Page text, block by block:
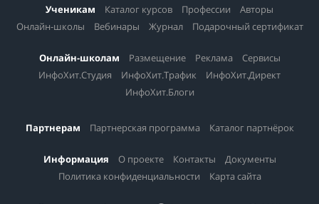
Ученикам Каталог курсов Профессии
Авторы
Онлайн-школы
Вебинары Журнал Подарочный сертификат
Онлайн-школам Размещение Реклама
Сервисы
ИнфоХит.Студия
ИнфоХит.Трафик
ИнфоХит.Директ
ИнфоХит.Блоги
Партнерам Партнерская программа Каталог партнёрок
Информация О проекте Контакты
Документы
Политика конфиденциальности
Карта сайта